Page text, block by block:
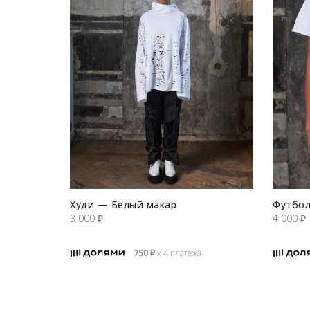
Худи — Белый макар
3 000 ₽
750₽х 4 платежа
4 000 ₽